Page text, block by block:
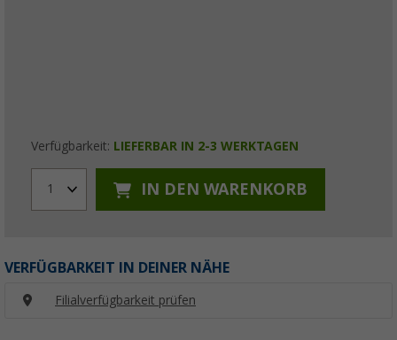
Verfügbarkeit: LIEFERBAR IN 2-3 WERKTAGEN
1 IN DEN WARENKORB
VERFÜGBARKEIT IN DEINER NÄHE
Filialverfügbarkeit prüfen